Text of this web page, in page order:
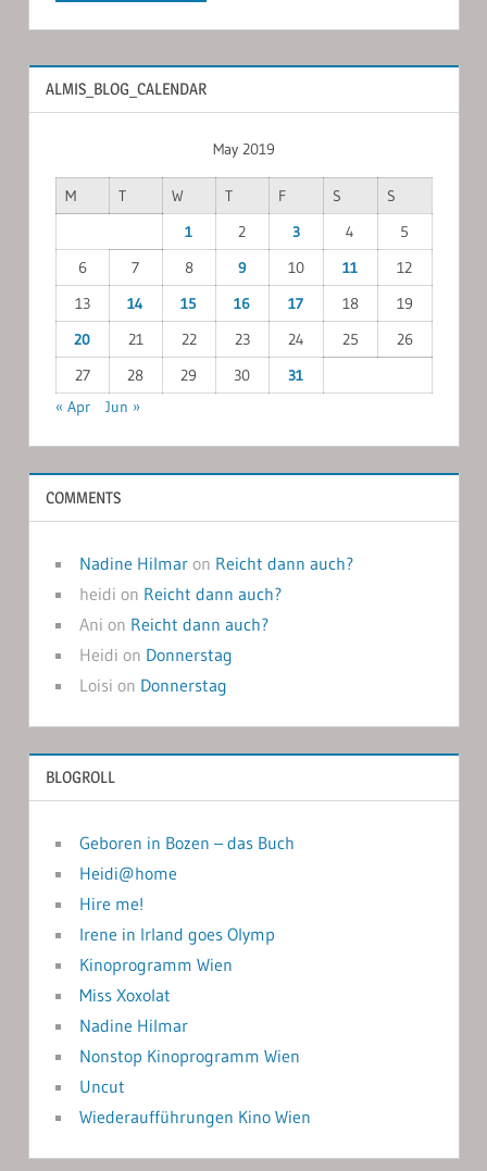
ALMIS_BLOG_CALENDAR
May 2019
M T W T F S
S
1
2 3 4
5
6
7 8 9 10 11
12
13
14 15 16 17 18
19
20
21 22 23 24 25
26
27
28 29 30
31
« Apr
Jun »
COMMENTS
Nadine Hilmaron Reicht dann auch?
heidi on Reicht dann auch?
Ani on Reicht dann auch?
Heidi on Donnerstag
Loisi on Donnerstag
BLOGROLL
Geboren in Bozen – das Buch
Heidi@home
Hire me!
Irene in Irland goes Olymp
Kinoprogramm Wien
Miss Xoxolat
Nadine Hilmar
Nonstop Kinoprogramm Wien
Uncut
Wiederaufführungen Kino Wien